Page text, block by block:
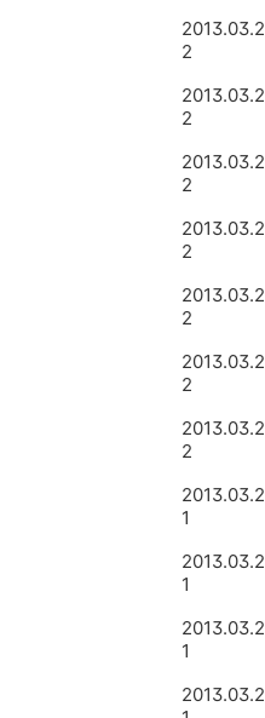
2013.03.2
2
2013.03.2
2
2013.03.2
2
2013.03.2
2
2013.03.2
2
2013.03.2
2
2013.03.2
2
2013.03.2
1
2013.03.2
1
2013.03.2
1
2013.03.2